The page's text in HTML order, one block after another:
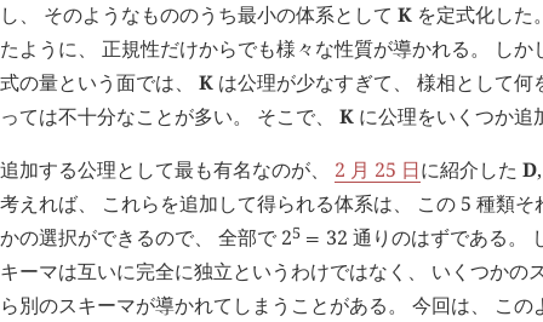
し、 そのようなもののうち最小の体系として K を定式化した
たように、 正規性だけからでも様々な性質が導かれる。 し
式の量という面では、 K は公理が少なすぎて、 様相として
っては不十分なことが多い。 そこで、 K に公理をいくつか追
追加する公理として最も有名なのが、 2 月 25 日に紹介した D,
考えれば、 これらを追加して得られる体系は、 この 5 種類
かの選択ができるので、 全部で 25 = 32 通りのはずである。
キーマは互いに完全に独立というわけではなく、 いくつかの
ら別のスキーマが導かれてしまうことがある。 今回は、 こ